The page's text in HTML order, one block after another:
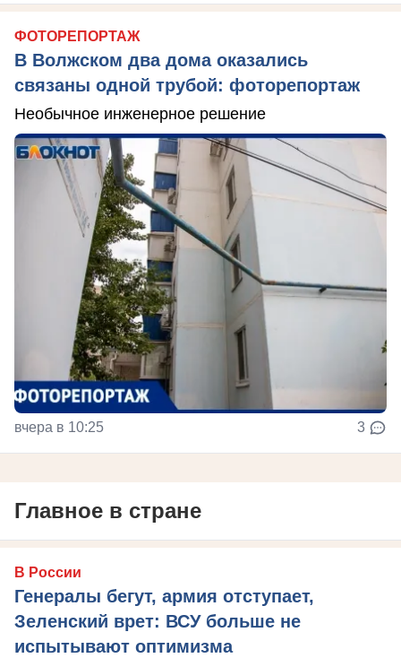
ФОТОРЕПОРТАЖ
В Волжском два дома оказались
связаны одной трубой: фоторепортаж
Необычное инженерное решение
вчера в 10:25 3
Главное в стране
В России
Генералы бегут, армия отступает,
Зеленский врет: ВСУ больше не
испытывают оптимизма